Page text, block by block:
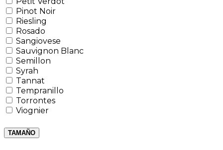
Pinot Noir
Riesling
Rosado
Sangiovese
Sauvignon Blanc
Semillon
Syrah
Tannat
Tempranillo
Torrontes
Viognier
TAMAÑO